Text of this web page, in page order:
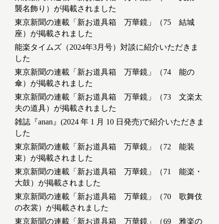
襲名飾り）が掲載されました
東京新聞の連載「新お道具箱 万華鏡」（75 結城
座）が掲載されました
能楽タイムズ（2024年3月号）対談に紹介いただきま
した
東京新聞の連載「新お道具箱 万華鏡」（74 能の
傘）が掲載されました
東京新聞の連載「新お道具箱 万華鏡」（73 文楽太
夫の道具）が掲載されました
雑誌『anan』(2024 年 1 月 10 日発売)で紹介いただきま
した
東京新聞の連載「新お道具箱 万華鏡」（72 能装
束）が掲載されました
東京新聞の連載「新お道具箱 万華鏡」（71 能楽・
大鼓）が掲載されました
東京新聞の連載「新お道具箱 万華鏡」（70 歌舞伎
の衣裳）が掲載されました
東京新聞の連載「新お道具箱 万華鏡」（69 雅楽の